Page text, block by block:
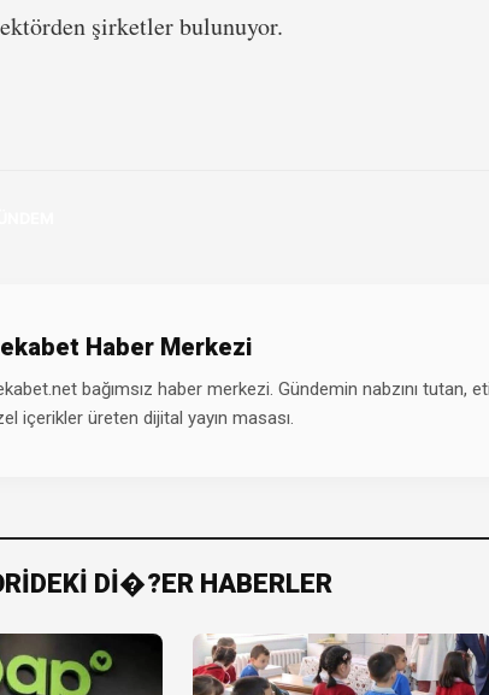
şirketler bulunuyor.
Haber Merkezi
bağımsız haber merkezi. Gündemin nabzını tutan,
içerikler üreten dijital yayın masası.
Dİ�?ER HABERLER